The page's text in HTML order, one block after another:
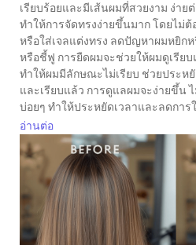
เรียบร้อยและมีเส้นผมที่สวยงาม ง่าย
ทำให้การจัดทรงง่ายขึ้นมาก โดยไม่
หรือใส่เจลแต่งทรง ลดปัญหาผมหยิ
หรือชี้ฟู การยืดผมจะช่วยให้ผมดูเรีย
ทำให้ผมมีลักษณะไม่เรียบ ช่วยประห
และเรียบแล้ว การดูแลผมจะง่ายขึ้น
บ่อยๆ ทำให้ประหยัดเวลาและลดกา
อ่านต่อ